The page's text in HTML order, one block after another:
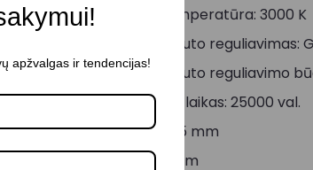
Šviesos temperatūra: 3000 K
Šviesos srauto reguliavimas:
Šviesos srauto reguliavimo
Tarnavimo laikas: 25000 val.
Aukštis: 365 mm
Plotis: 38 mm
apžvalgas ir tendencijas!